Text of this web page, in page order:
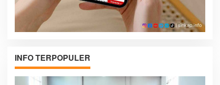
INFO TERPOPULER